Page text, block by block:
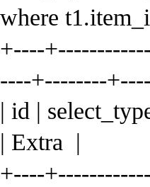
where
+----
----+--------
| id |
| Extra |
+----